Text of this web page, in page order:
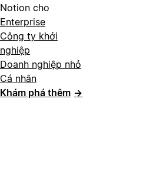
Notion cho
Enterprise
Công ty khởi
nghiệp
Doanh nghiệp nhỏ
Cá nhân
Khám phá thêm →